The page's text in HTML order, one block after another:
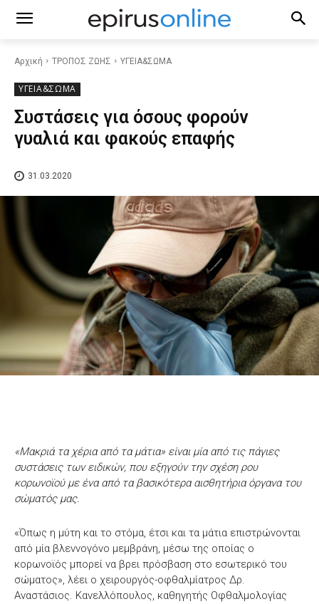
Αρχική ΤΡΟΠΟΣ ΖΩΗΣ ΥΓΕΙΑ&ΣΩΜΑ
ΥΓΕΙΑ&ΣΩΜΑ
Συστάσεις για όσους φορούν
γυαλιά και φακούς επαφής
31.03.2020
«Μακριά τα χέρια από τα μάτια» είναι μία από τις πάγιες
συστάσεις των ειδικών, που εξηγούν την σχέση ρου
κορωνοϊού με ένα από τα βασικότερα αισθητήρια όργανα του
σώματός μας.
«Όπως η μύτη και το στόμα, έτσι και τα μάτια επιστρώνονται
από μία βλεννογόνο μεμβράνη, μέσω της οποίας ο
κορωνοϊός μπορεί να βρει πρόσβαση στο εσωτερικό του
σώματος», λέει ο χειρουργός-οφθαλμίατρος Δρ.
Αναστάσιος. Κανελλόπουλος, καθηγητής Οφθαλμολογίας